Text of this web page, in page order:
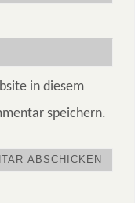
in diesem
speichern.